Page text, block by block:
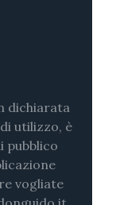
dichiarata
utilizzo, è
pubblico
vogliate